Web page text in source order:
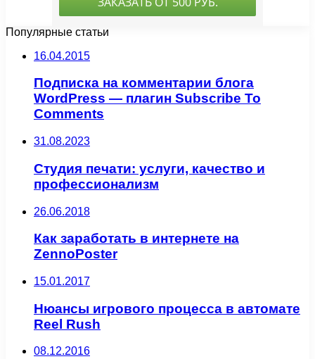
Популярные статьи
16.04.2015
Подписка на комментарии блога
WordPress — плагин Subscribe To
Comments
31.08.2023
Студия печати: услуги, качество и
профессионализм
26.06.2018
Как заработать в интернете на
ZennoPoster
15.01.2017
Нюансы игрового процесса в автомате
Reel Rush
08.12.2016